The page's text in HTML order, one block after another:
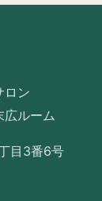
ロン
ルーム
目3番6号